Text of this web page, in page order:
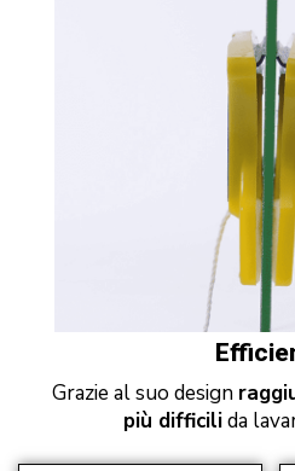
Grazie al suo design
più difficilida